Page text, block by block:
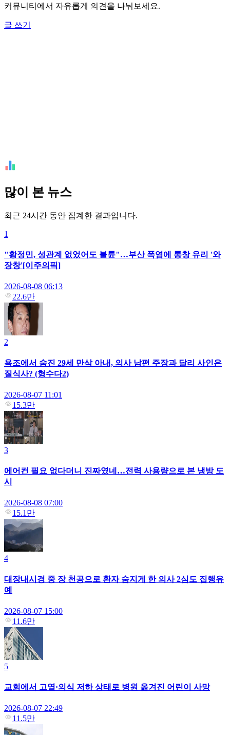
커뮤니티에서 자유롭게 의견을 나눠보세요.
글 쓰기
많이 본 뉴스
최근 24시간 동안 집계한 결과입니다.
1
"황정민, 성관계 없었어도 불륜"…부산 폭염에 통창 유리 '와
장창'[이주의픽]
2026-08-08 06:13
22.6만
2
욕조에서 숨진 29세 만삭 아내, 의사 남편 주장과 달리 사인은
질식사? (형수다2)
2026-08-07 11:01
15.3만
3
에어컨 필요 없다더니 진짜였네…전력 사용량으로 본 냉방 도
시
2026-08-08 07:00
15.1만
4
대장내시경 중 장 천공으로 환자 숨지게 한 의사 2심도 집행유
예
2026-08-07 15:00
11.6만
5
교회에서 고열·의식 저하 상태로 병원 옮겨진 어린이 사망
2026-08-07 22:49
11.5만